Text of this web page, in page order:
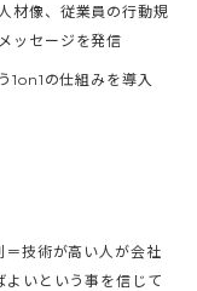
材像、従業員の行動規
ッセージを発信
1on1の仕組みを導入
技術が高い人が会社
いという事を信じて